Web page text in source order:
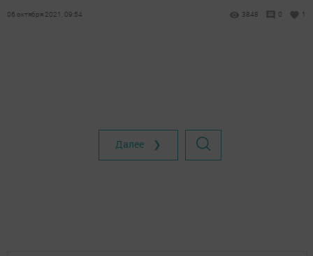
06 октября 2021, 09:54 3848 0 1
Далее ❯